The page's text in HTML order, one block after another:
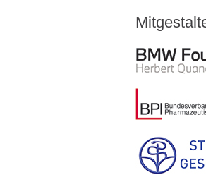
Logo –
Logo – BDI
Logo –